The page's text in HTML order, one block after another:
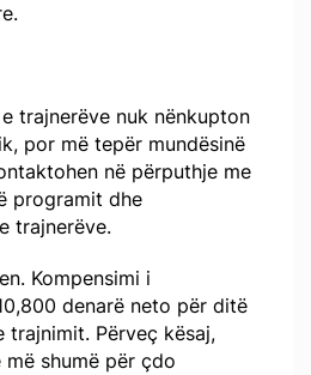
trajnerëve nuk nënkupton
por më tepër mundësinë
në përputhje me
programit dhe
trajnerëve.
Kompensimi i
denarë neto për ditë
trajnimit. Përveç kësaj,
shumë për çdo